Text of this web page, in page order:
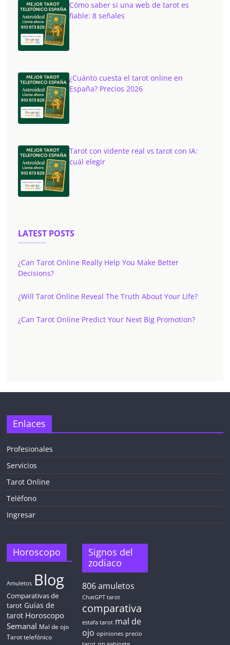
Cómo saber si una web de tarot es
fiable: 8 señales
¿Cuánto cuesta el tarot online en
España? Precios 2026
Tarot con vidente real vs tarot con IA:
cuál elegir
LATEST POSTS
¿Can Tarot Online Really Help You Make Better
Decisions?
¿Will Tarot Online Reveal The Truth About Your Life?
¿Can Tarot Online Predict Your Next Big Promotion?
Enlaces
Profesionales
Servicios
Tarot Online
Teléfono
Ingresar
Horoscopo
Amuletos Blog
Comparativas de
tarot Guías de
tarot Horoscopo
Semanal Mal de ojo
Tarot telefónico
Signos del
zodiaco
806amuletos
ChatGPT tarot
comparativa
estafa tarot mal de
ojo opiniones precio